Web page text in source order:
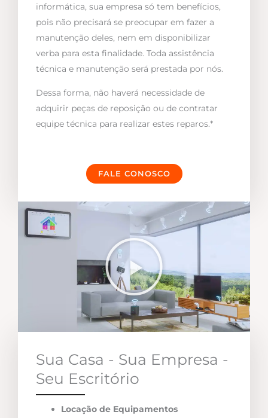
informática, sua empresa só tem benefícios,
pois não precisará se preocupar em fazer a
manutenção deles, nem em disponibilizar
verba para esta finalidade. Toda assistência
técnica e manutenção será prestada por nós.
Dessa forma, não haverá necessidade de
adquirir peças de reposição ou de contratar
equipe técnica para realizar estes reparos.*
FALE CONOSCO
Sua Casa - Sua Empresa -
Seu Escritório
Locação de Equipamentos